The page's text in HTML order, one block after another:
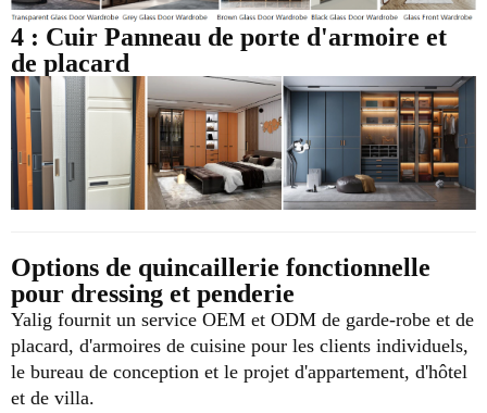
4 : Cuir Panneau de porte d'armoire et
de placard
Options de quincaillerie fonctionnelle
pour dressing et penderie
Yalig fournit un service OEM et ODM de garde-robe et de
placard, d'armoires de cuisine pour les clients individuels,
le bureau de conception et le projet d'appartement, d'hôtel
et de villa.